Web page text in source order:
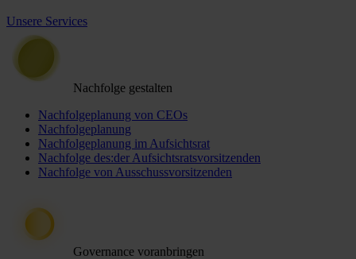
Unsere Services
Nachfolge gestalten
Nachfolgeplanung von CEOs
Nachfolgeplanung
Nachfolgeplanung im Aufsichtsrat
Nachfolge des:der Aufsichtsratsvorsitzenden
Nachfolge von Ausschussvorsitzenden
Governance voranbringen